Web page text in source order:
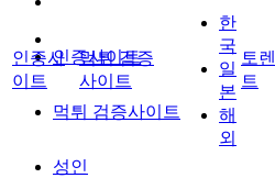
인증사이트
먹튀 검증사이트
성인
인증사
이트
먹튀 검증
사이트
한
국
일
본
해
외
토렌
트